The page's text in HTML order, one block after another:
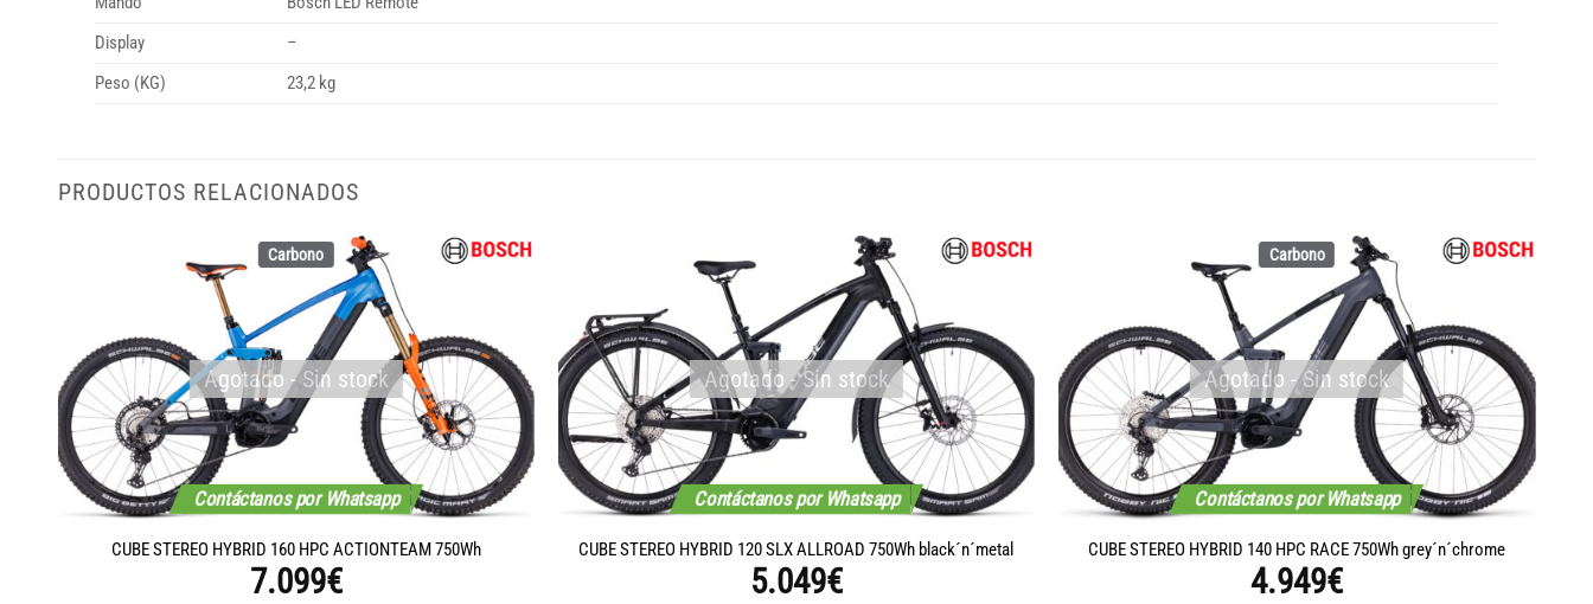
Display
–
Peso (KG)
23,2 kg
PRODUCTOS RELACIONADOS
Carbono
Contáctanos por Whatsapp
Agotado - Sin stock
CUBE STEREO HYBRID 160 HPC ACTIONTEAM 750Wh
7.099€
Contáctanos por Whatsapp
Agotado - Sin stock
CUBE STEREO HYBRID 120 SLX ALLROAD 750Wh black´n´metal
5.049€
Carbono
Contáctanos por Whatsapp
Agotado - Sin stock
CUBE STEREO HYBRID 140 HPC RACE 750Wh grey´n´chrome
4.949€